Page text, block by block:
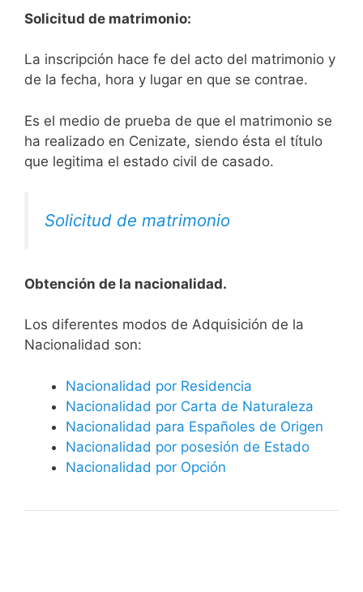
Solicitud de matrimonio:
La inscripción hace fe del acto del matrimonio y
de la fecha, hora y lugar en que se contrae.
Es el medio de prueba de que el matrimonio se
ha realizado en Cenizate, siendo ésta el título
que legitima el estado civil de casado.
Solicitud de matrimonio
Obtención de la nacionalidad.
​​​Los diferentes modos de Adquisición de la
Nacionalidad son:
Nacionalidad por Residencia
Nacionalidad por Carta de Naturaleza
Nacionalidad para Españoles de Origen
Nacionalidad por posesión de Estado
Nacionalidad por Opción